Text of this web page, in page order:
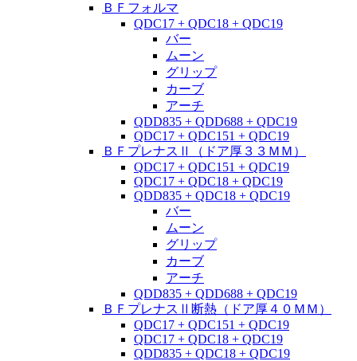
ＢＦフォルマ
QDC17 + QDC18 + QDC19
バー
ムーン
グリップ
カーブ
アーチ
QDD835 + QDD688 + QDC19
QDC17 + QDC151 + QDC19
ＢＦプレナスⅡ（ドア厚３３ＭＭ）
QDC17 + QDC151 + QDC19
QDC17 + QDC18 + QDC19
QDD835 + QDC18 + QDC19
バー
ムーン
グリップ
カーブ
アーチ
QDD835 + QDD688 + QDC19
ＢＦプレナスⅡ断熱（ドア厚４０ＭＭ）
QDC17 + QDC151 + QDC19
QDC17 + QDC18 + QDC19
QDD835 + QDC18 + QDC19